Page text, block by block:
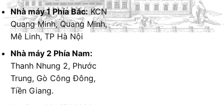
Nhà máy 1 Phía Bắc:KCN
Quang Minh, Quang Minh,
Mê Linh, TP Hà Nội
Nhà máy 2 Phía Nam:
Thanh Nhung 2, Phước
Trung, Gò Công Đông,
Tiền Giang.